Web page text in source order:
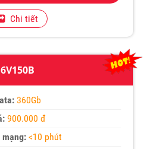
Chi tiết
6V150B
360Gb
900.000 đ
mạng: <10 phút